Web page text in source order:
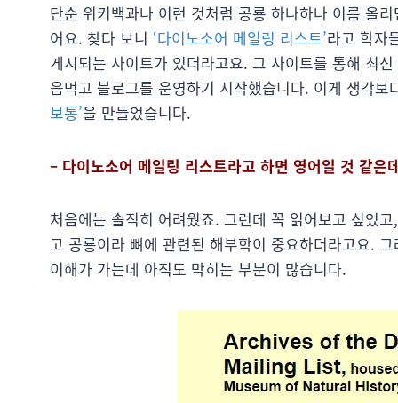
단순 위키백과나 이런 것처럼 공룡 하나하나 이름 올
어요. 찾다 보니 ‘다이노소어 메일링 리스트’라고 학자
게시되는 사이트가 있더라고요. 그 사이트를 통해 최
음먹고 블로그를 운영하기 시작했습니다. 이게 생각
보통’을 만들었습니다.
– 다이노소어 메일링 리스트라고 하면 영어일 것 같
처음에는 솔직히 어려웠죠. 그런데 꼭 읽어보고 싶었
고 공룡이라 뼈에 관련된 해부학이 중요하더라고요.
이해가 가는데 아직도 막히는 부분이 많습니다.